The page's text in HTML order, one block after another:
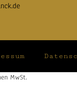
MwSt.